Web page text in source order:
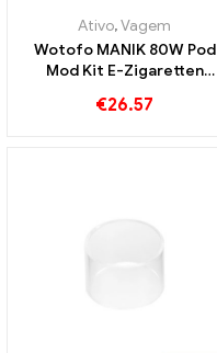
Ativo,Vagem
Wotofo MANIK 80W Pod
Mod Kit E-Zigaretten
€26.57